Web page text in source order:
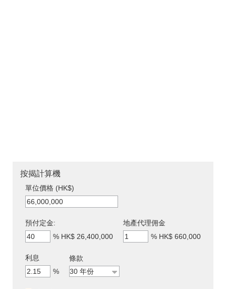
按揭計算機
單位價格 (HK$)
預付定金:
% HK$ 26,400,000
地產代理佣金
% HK$ 660,000
利息
%
條款